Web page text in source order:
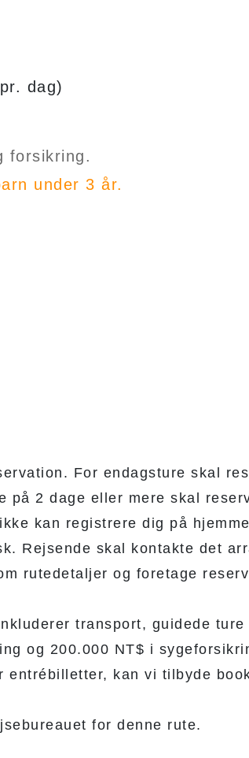
dag)
forsikring.
under 3 år.
For endagsture skal
på 2 dage eller mere skal
kan registrere dig på
Rejsende skal kontakte det
rutedetaljer og foretage
transport, guidede ture
og 200.000 NT$ i
entrébilletter, kan vi tilbyde
for denne rute.